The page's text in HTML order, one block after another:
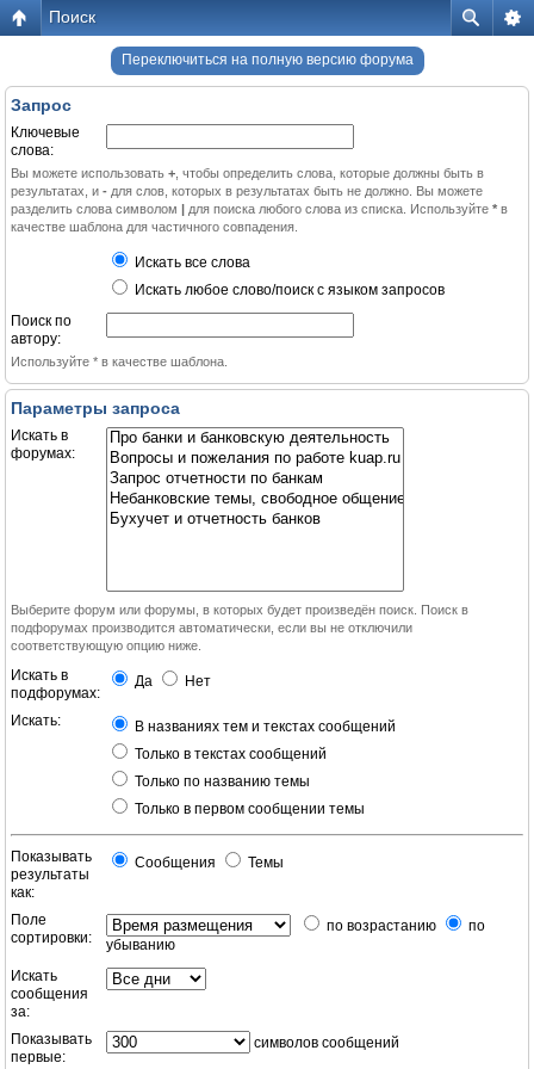
Поиск
Переключиться на полную версию форума
Запрос
Ключевые
слова:
Вы можете использовать + , чтобы определить слова, которые должны быть в
результатах, и - для слов, которых в результатах быть не должно. Вы можете
разделить слова символом | для поиска любого слова из списка. Используйте * в
качестве шаблона для частичного совпадения.
Искать все слова
Искать любое слово/поиск с языком запросов
Поиск по
автору:
Используйте * в качестве шаблона.
Параметры запроса
Искать в
форумах:
Выберите форум или форумы, в которых будет произведён поиск. Поиск в
подфорумах производится автоматически, если вы не отключили
соответствующую опцию ниже.
Искать в
подфорумах:
Да Нет
Искать:
В названиях тем и текстах сообщений
Только в текстах сообщений
Только по названию темы
Только в первом сообщении темы
Показывать
результаты
как:
Сообщения Темы
Поле
сортировки:
по возрастанию
по
убыванию
Искать
сообщения
за:
Показывать
первые:
символов сообщений